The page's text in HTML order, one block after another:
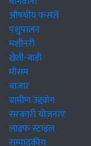
औषधीय फसलें
पशुपालन
मशीनरी
खेती-बाड़ी
मौसम
बाजार
ग्रामीण उद्द्योग
सरकारी योजनाएं
लाइफ स्टाइल
सम्पादकीय